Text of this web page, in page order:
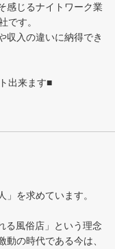
感じるナイトワーク業
です。
収入の違いに納得でき
出来ます■
」を求めています。
る風俗店」という理念
の時代である今は、